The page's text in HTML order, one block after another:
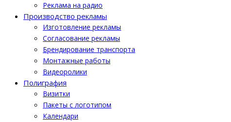
Реклама на радио
Производство рекламы
Изготовление рекламы
Cогласование рекламы
Брендирование транспорта
Монтажные работы
Видеоролики
Полиграфия
Визитки
Пакеты с логотипом
Календари